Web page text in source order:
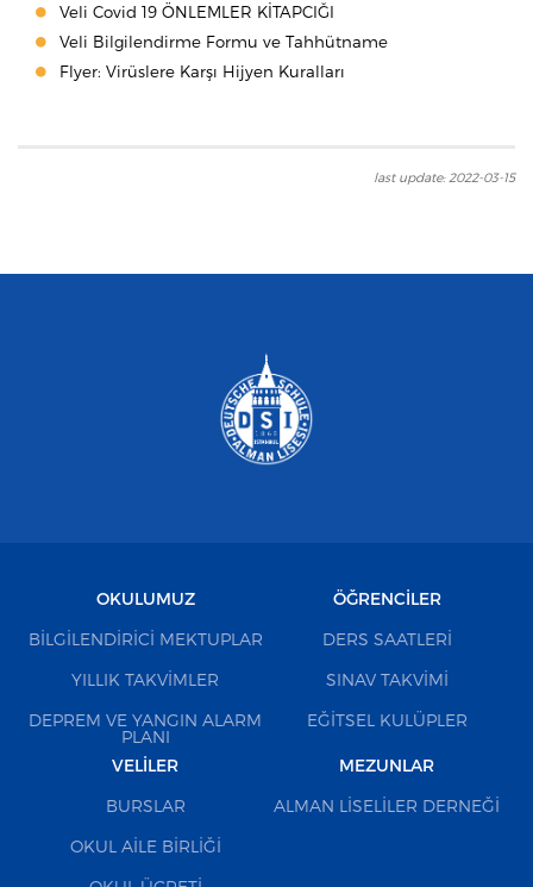
Veli Covid 19 ÖNLEMLER KİTAPCIĞI
Veli Bilgilendirme Formu ve Tahhütname
Flyer: Virüslere Karşı Hijyen Kuralları
last update: 2022-03-15
OKULUMUZ
BILGILENDIRICI MEKTUPLAR
YILLIK TAKVIMLER
DEPREM VE YANGIN ALARM
PLANI
ÖĞRENCILER
DERS SAATLERI
SINAV TAKVIMI
EĞITSEL KULÜPLER
VELILER
BURSLAR
OKUL AILE BIRLIĞI
MEZUNLAR
ALMAN LISELILER DERNEĞI